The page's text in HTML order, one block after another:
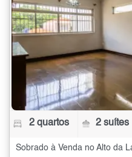
2 quartos 2 suítes
Sobrado à Venda no Alto da